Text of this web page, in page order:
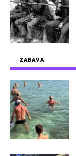
ZABAVA